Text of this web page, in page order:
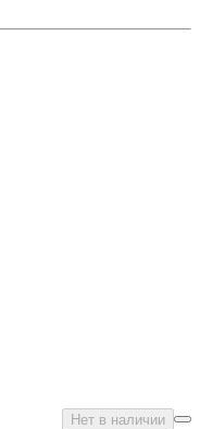
Нет в наличии